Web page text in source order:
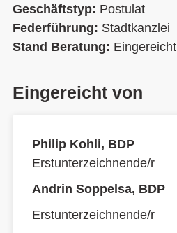
Geschäftstyp: Postulat
Federführung: Stadtkanzlei
Stand Beratung: Eingereicht
Eingereicht von
Philip Kohli, BDP
Erstunterzeichnende/r
Andrin Soppelsa, BDP
Erstunterzeichnende/r